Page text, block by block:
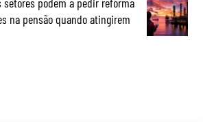
na pensão quando atingirem